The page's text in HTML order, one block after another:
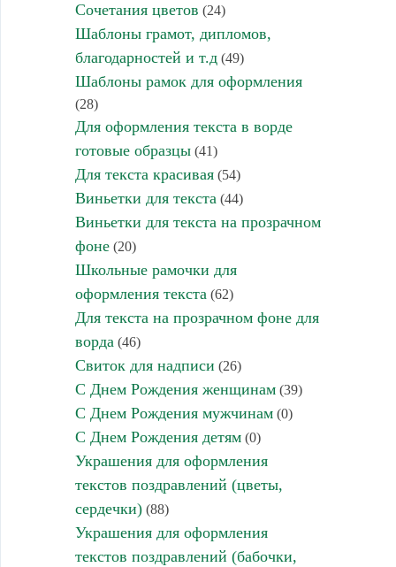
Сочетания цветов (24)
Шаблоны грамот, дипломов,
благодарностей и т.д(49)
Шаблоны рамок для оформления
(28)
Для оформления текста в ворде
готовые образцы(41)
Для текста красивая(54)
Виньетки для текста(44)
Виньетки для текста на прозрачном
фоне(20)
Школьные рамочки для
оформления текста(62)
Для текста на прозрачном фоне для
ворда(46)
Свиток для надписи (26)
С Днем Рождения женщинам(39)
С Днем Рождения мужчинам(0)
С Днем Рождения детям(0)
Украшения для оформления
текстов поздравлений (цветы,
сердечки)(88)
Украшения для оформления
текстов поздравлений (бабочки,